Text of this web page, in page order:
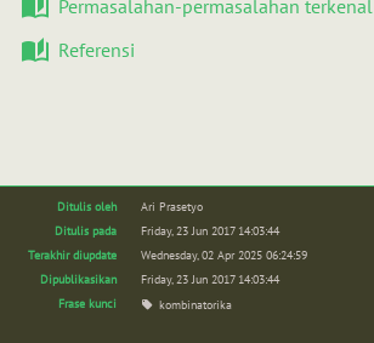
Permasalahan-permasalahan terkenal
Referensi
Ditulis oleh
Ari Prasetyo
Ditulis pada
Friday, 23 Jun 2017 14:03:44
Terakhir diupdate
Wednesday, 02 Apr 2025 06:24:59
Dipublikasikan
Friday, 23 Jun 2017 14:03:44
Frase kunci
kombinatorika